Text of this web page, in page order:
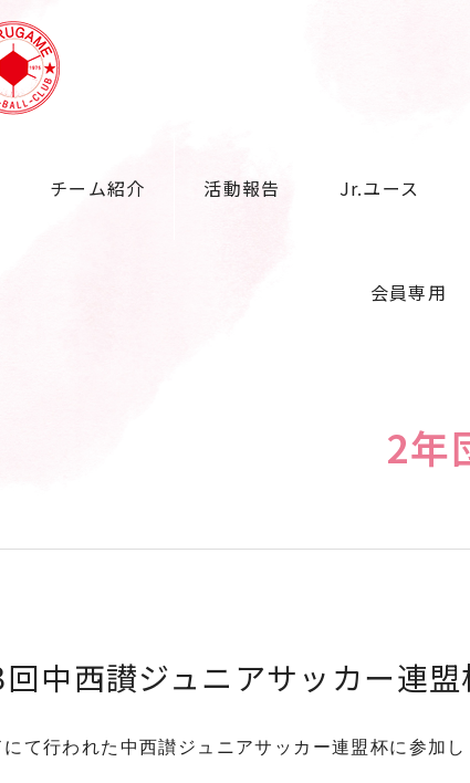
チーム紹介 活動報告 Jr.ユース
会員専用
2年
中西讃ジュニアサッカー連
て行われた中西讃ジュニアサッカー連盟杯に参加し